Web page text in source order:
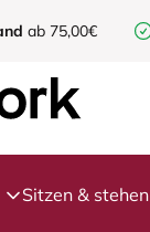
ab 75,00€
Sitzen & stehen